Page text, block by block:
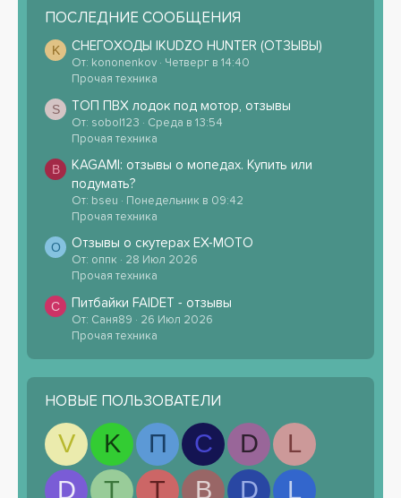
ПОСЛЕДНИЕ СООБЩЕНИЯ
K СНЕГОХОДЫ IKUDZO HUNTER (ОТЗЫВЫ)
От: kononenkov
Четверг в 14:40
Прочая техника
S ТОП ПВХ лодок под мотор, отзывы
От: sobol123
Среда в 13:54
Прочая техника
B
KAGAMI: отзывы о мопедах. Купить или
подумать?
От: bseu
Понедельник в 09:42
Прочая техника
О Отзывы о скутерах EX-MOTO
От: оппк
28 Июл 2026
Прочая техника
С Питбайки FAIDET - отзывы
От: Саня89
26 Июл 2026
Прочая техника
НОВЫЕ ПОЛЬЗОВАТЕЛИ
V K П С D
L
D
T T B D L